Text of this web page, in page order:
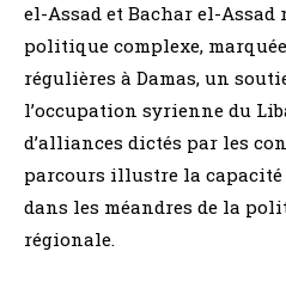
el-Assad et Bachar el-
politique complexe,
régulières à Damas, un
l’occupation syrienne du
d’alliances dictés par les
parcours illustre la
dans les méandres de la
régionale.